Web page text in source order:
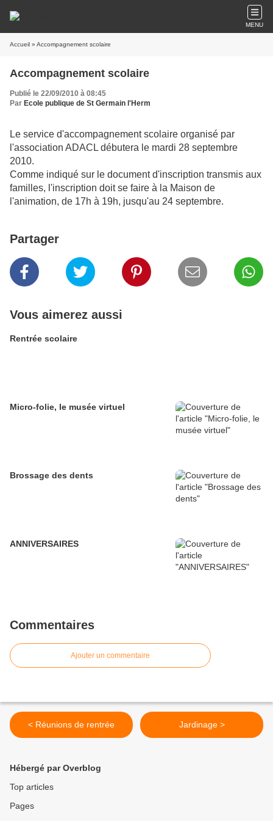
MENU
Accueil » Accompagnement scolaire
Accompagnement scolaire
Publié le 22/09/2010 à 08:45
Par Ecole publique de St Germain l'Herm
Le service d'accompagnement scolaire organisé par
l'association ADACL débutera le mardi 28 septembre
2010.
Comme indiqué sur le document d'inscription transmis aux
familles, l'inscription doit se faire à la Maison de
l'animation, de 17h à 19h, jusqu'au 24 septembre.
Partager
Vous aimerez aussi
Rentrée scolaire
Micro-folie, le musée virtuel
Brossage des dents
ANNIVERSAIRES
Commentaires
Ajouter un commentaire
< Réunions de rentrée Jardinage >
Hébergé par Overblog
Top articles
Pages